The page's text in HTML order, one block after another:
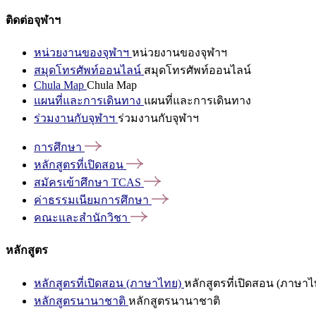
ติดต่อจุฬาฯ
หน่วยงานของจุฬาฯ หน่วยงานของจุฬาฯ
สมุดโทรศัพท์ออนไลน์ สมุดโทรศัพท์ออนไลน์
Chula Map Chula Map
แผนที่และการเดินทาง แผนที่และการเดินทาง
ร่วมงานกับจุฬาฯ ร่วมงานกับจุฬาฯ
การศึกษา
หลักสูตรที่เปิดสอน
สมัครเข้าศึกษา TCAS
ค่าธรรมเนียมการศึกษา
คณะและสำนักวิชา
หลักสูตร
หลักสูตรที่เปิดสอน (ภาษาไทย) หลักสูตรที่เปิดสอน (ภาษาไ
หลักสูตรนานาชาติ หลักสูตรนานาชาติ